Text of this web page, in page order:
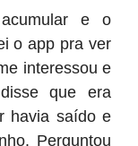
e o
o app pra ver
interessou e
que era
havia saído e
Perguntou